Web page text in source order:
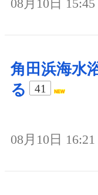
08月10日 15:45
角田浜海水
る
41
08月10日 16:21